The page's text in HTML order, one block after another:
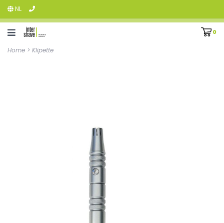
NL
0
Home > Klipette